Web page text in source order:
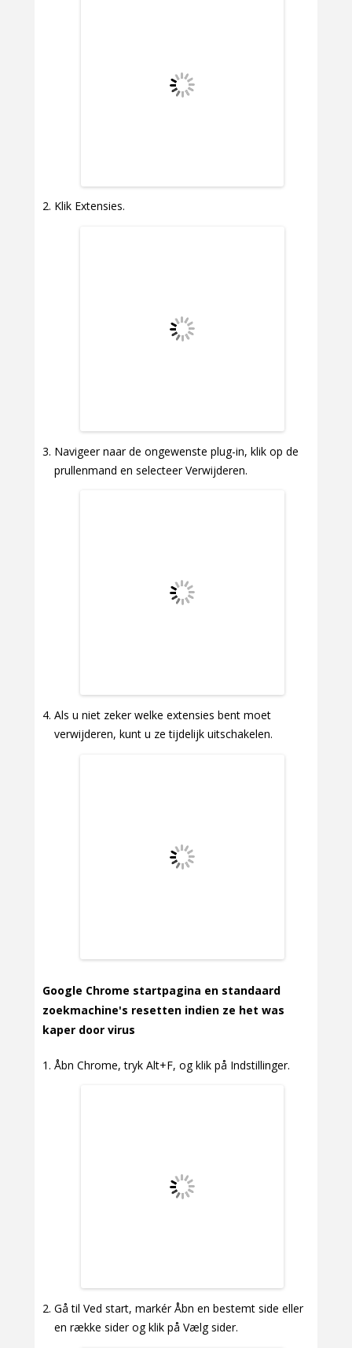
Klik Extensies.
Navigeer naar de ongewenste plug-in, klik op de
prullenmand en selecteer Verwijderen.
Als u niet zeker welke extensies bent moet
verwijderen, kunt u ze tijdelijk uitschakelen.
Google Chrome startpagina en standaard
zoekmachine's resetten indien ze het was
kaper door virus
Åbn Chrome, tryk Alt+F, og klik på Indstillinger.
Gå til Ved start, markér Åbn en bestemt side eller
en række sider og klik på Vælg sider.